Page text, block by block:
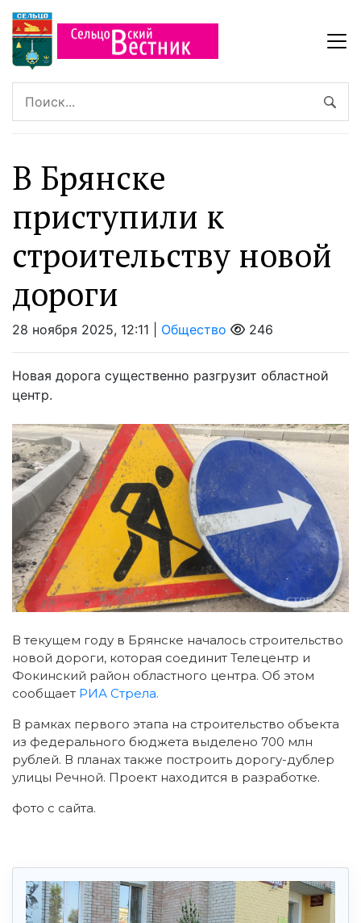
В Брянске
приступили к
строительству новой
дороги
28 ноября 2025, 12:11 | Общество 246
Новая дорога существенно разгрузит областной
центр.
В текущем году в Брянске началось строительство
новой дороги, которая соединит Телецентр и
Фокинский район областного центра. Об этом
сообщает РИА Стрела.
В рамках первого этапа на строительство объекта
из федерального бюджета выделено 700 млн
рублей. В планах также построить дорогу-дублер
улицы Речной. Проект находится в разработке.
фото с сайта.